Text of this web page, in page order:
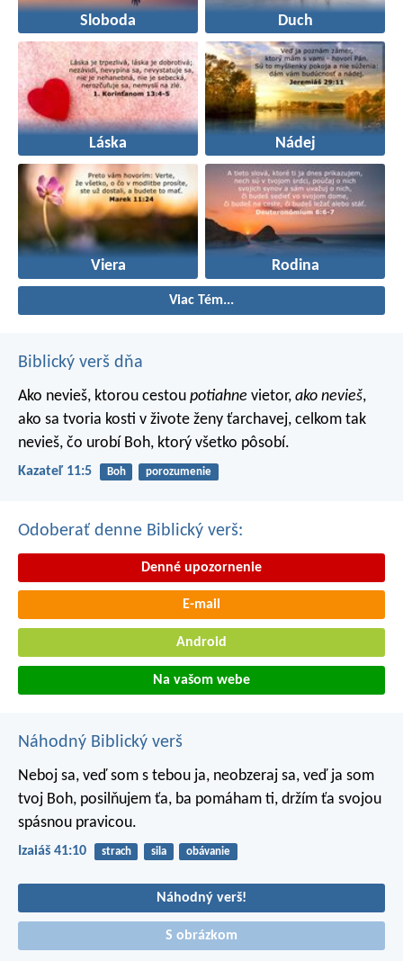
Sloboda Duch
Láska Nádej
Viera Rodina
Viac Tém...
Biblický verš dňa
Ako nevieš, ktorou cestou potiahne vietor, ako nevieš,
ako sa tvoria kosti v živote ženy ťarchavej, celkom tak
nevieš, čo urobí Boh, ktorý všetko pôsobí.
Kazateľ 11:5 Boh porozumenie
Odoberať denne Biblický verš:
Denné upozornenie
E-mail
Android
Na vašom webe
Náhodný Biblický verš
Neboj sa, veď som s tebou ja, neobzeraj sa, veď ja som
tvoj Boh, posilňujem ťa, ba pomáham ti, držím ťa svojou
spásnou pravicou.
Izaiáš 41:10 strach sila obávanie
Náhodný verš!
S obrázkom